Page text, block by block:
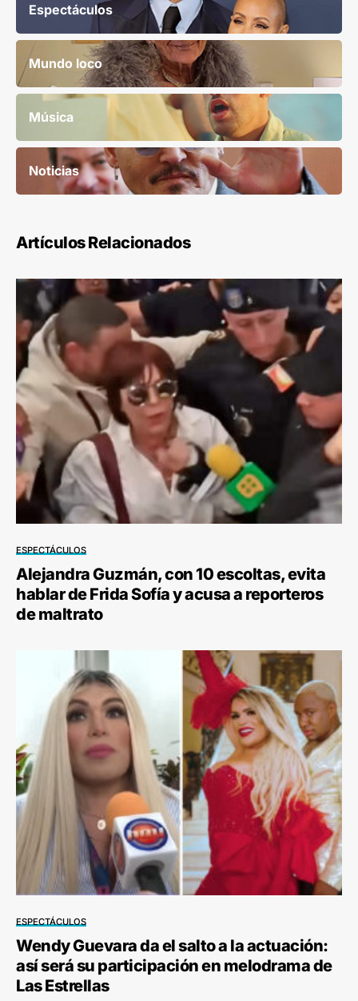
Espectáculos
Mundo loco
Música
Noticias
Artículos Relacionados
ESPECTÁCULOS
Alejandra Guzmán, con 10 escoltas, evita
hablar de Frida Sofía y acusa a reporteros
de maltrato
ESPECTÁCULOS
Wendy Guevara da el salto a la actuación:
así será su participación en melodrama de
Las Estrellas